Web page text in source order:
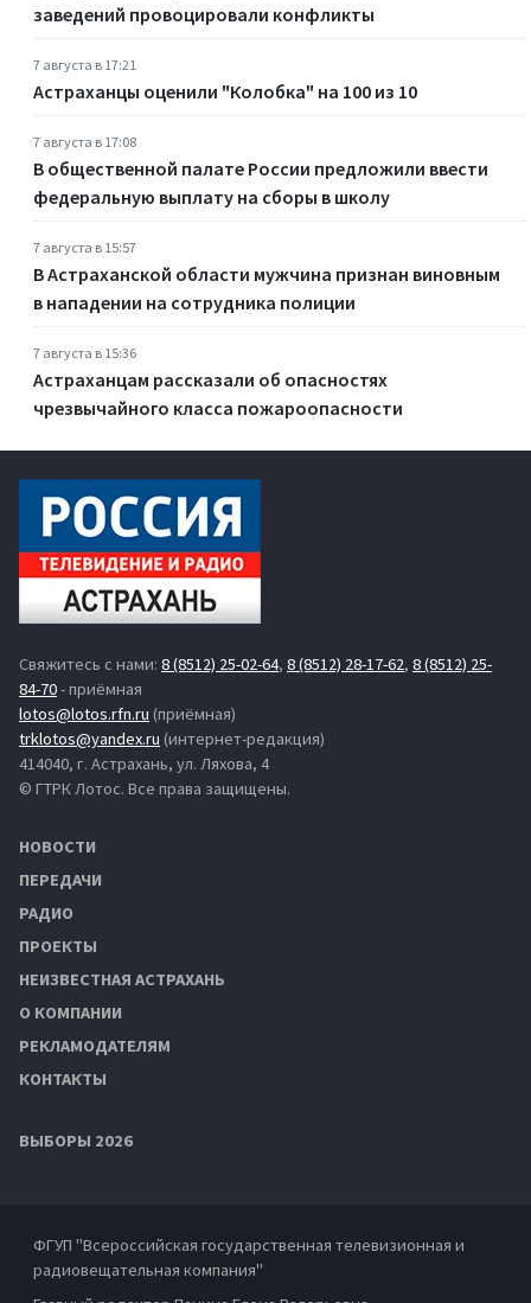
заведений провоцировали конфликты
7 августа в 17:21
Астраханцы оценили "Колобка" на 100 из 10
7 августа в 17:08
В общественной палате России предложили ввести
федеральную выплату на сборы в школу
7 августа в 15:57
В Астраханской области мужчина признан виновным
в нападении на сотрудника полиции
7 августа в 15:36
Астраханцам рассказали об опасностях
чрезвычайного класса пожароопасности
Свяжитесь с нами: 8 (8512) 25-02-64, 8 (8512) 28-17-62, 8 (8512) 25-
84-70- приёмная
lotos@lotos.rfn.ru (приёмная)
trklotos@yandex.ru (интернет-редакция)
414040, г. Астрахань, ул. Ляхова, 4
© ГТРК Лотос. Все права защищены.
НОВОСТИ
ПЕРЕДАЧИ
РАДИО
ПРОЕКТЫ
НЕИЗВЕСТНАЯ АСТРАХАНЬ
О КОМПАНИИ
РЕКЛАМОДАТЕЛЯМ
КОНТАКТЫ
ВЫБОРЫ 2026
ФГУП "Всероссийская государственная телевизионная и
радиовещательная компания"